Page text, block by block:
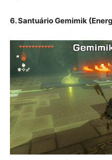
6. Santuário Gemimik